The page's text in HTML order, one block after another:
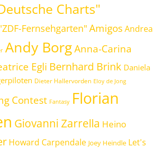
Charts"
Fernsehgarten" Amigos Andrea
Andy Borg Anna-Carina
Egli Bernhard Brink Daniela
Dieter Hallervorden Eloy de Jong
Contest Fantasy Florian
Giovanni Zarrella Heino
Howard Carpendale Joey Heindle Let's